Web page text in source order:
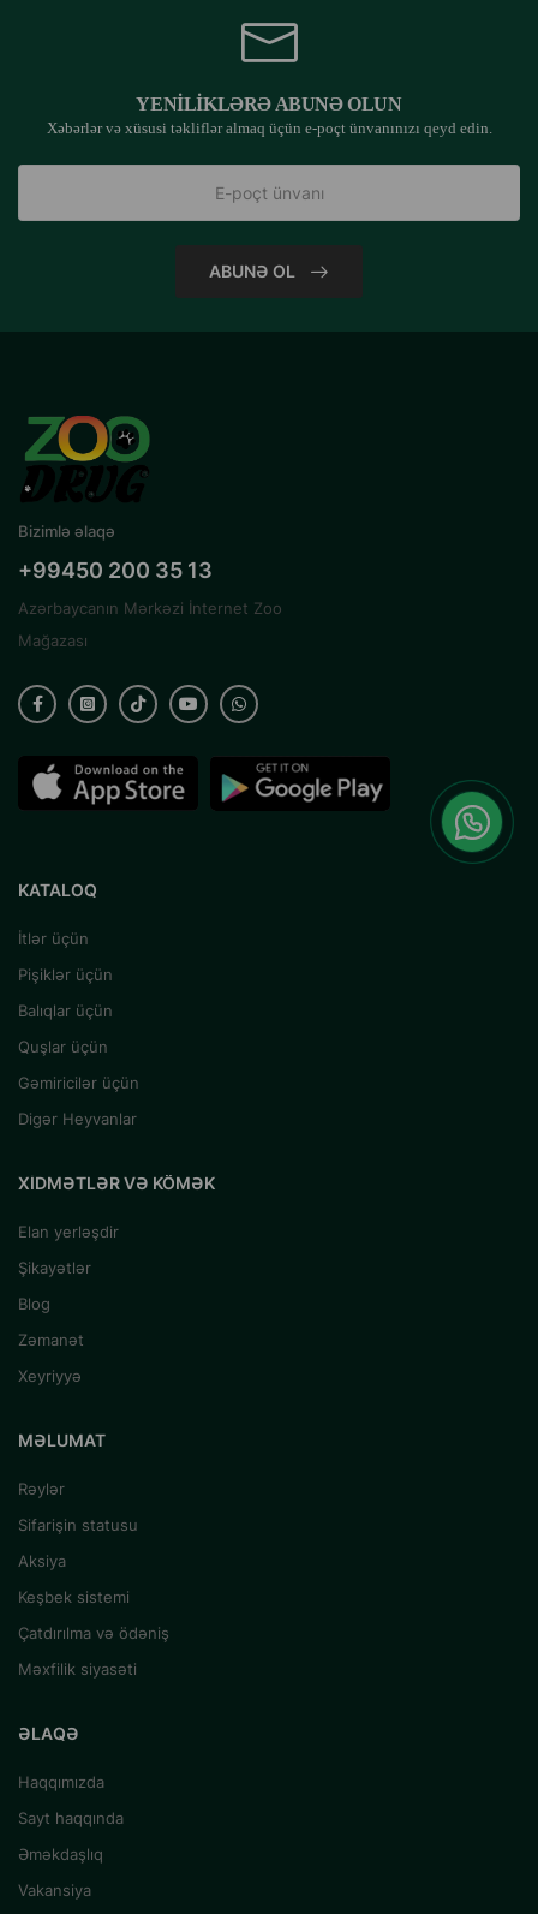
YENILIKLƏRƏ ABUNƏ OLUN
Xəbərlər və xüsusi təkliflər almaq üçün e-poçt ünvanınızı qeyd edin.
ABUNƏ OL
Bizimlə əlaqə
+99450 200 35 13
Azərbaycanın Mərkəzi İnternet Zoo
Mağazası
KATALOQ
İtlər üçün
Pişiklər üçün
Balıqlar üçün
Quşlar üçün
Gəmiricilər üçün
Digər Heyvanlar
XIDMƏTLƏR VƏ KÖMƏK
Elan yerləşdir
Şikayətlər
Blog
Zəmanət
Xeyriyyə
MƏLUMAT
Rəylər
Sifarişin statusu
Aksiya
Keşbek sistemi
Çatdırılma və ödəniş
Məxfilik siyasəti
ƏLAQƏ
Haqqımızda
Sayt haqqında
Əməkdaşlıq
Vakansiya